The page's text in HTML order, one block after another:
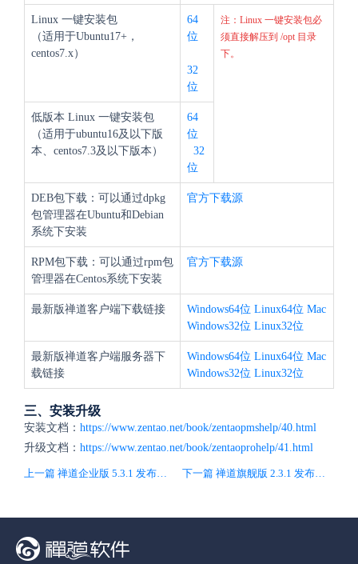
Linux 一键安装包
（适用于Ubuntu17+，
centos7.x）
64
位
32
位
注：Linux 一键安装包必
须直接解压到 /opt 目录
下。
低版本 Linux 一键安装包
（适用于ubuntu16及以下版
本、centos7.3及以下版本）
64
位
32
位
DEB包下载：可以通过dpkg
包管理器在Ubuntu和Debian
系统下安装
官方下载源
RPM包下载：可以通过rpm包
管理器在Centos系统下安装
官方下载源
最新版禅道客户端下载链接 Windows64位 Linux64位 Mac
Windows32位 Linux32位
最新版禅道客户端服务器下
载链接
Windows64位 Linux64位 Mac
Windows32位 Linux32位
三、安装升级
安装文档： https://www.zentao.net/book/zentaopmshelp/40.html
升级文档： https://www.zentao.net/book/zentaoprohelp/41.html
上一篇 禅道企业版 5.3.1 发布，兼容开源版 下一篇 禅道旗舰版 2.3.1 发布，兼容开源版